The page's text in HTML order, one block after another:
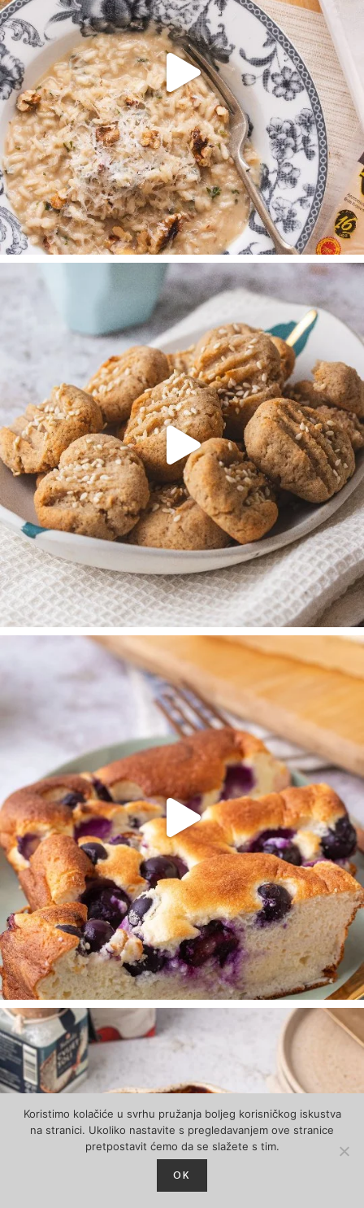
Koristimo kolačiće u svrhu pružanja boljeg korisničkog iskustva
na stranici. Ukoliko nastavite s pregledavanjem ove stranice
pretpostavit ćemo da se slažete s tim.
OK